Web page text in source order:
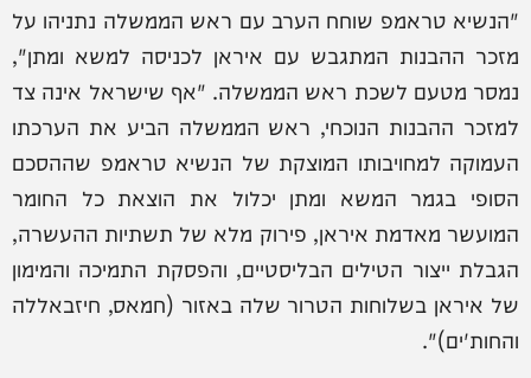
"הנשיא טראמפ שוחח הערב עם ראש הממשלה נתניהו על
מזכר ההבנות המתגבש עם איראן לכניסה למשא ומתן",
נמסר מטעם לשכת ראש הממשלה. "אף שישראל אינה צד
למזכר ההבנות הנוכחי, ראש הממשלה הביע את הערכתו
העמוקה למחויבותו המוצקת של הנשיא טראמפ שההסכם
הסופי בגמר המשא ומתן יכלול את הוצאת כל החומר
המועשר מאדמת איראן, פירוק מלא של תשתיות ההעשרה,
הגבלת ייצור הטילים הבליסטיים, והפסקת התמיכה והמימון
של איראן בשלוחות הטרור שלה באזור (חמאס, חיזבאללה
והחות'ים)".